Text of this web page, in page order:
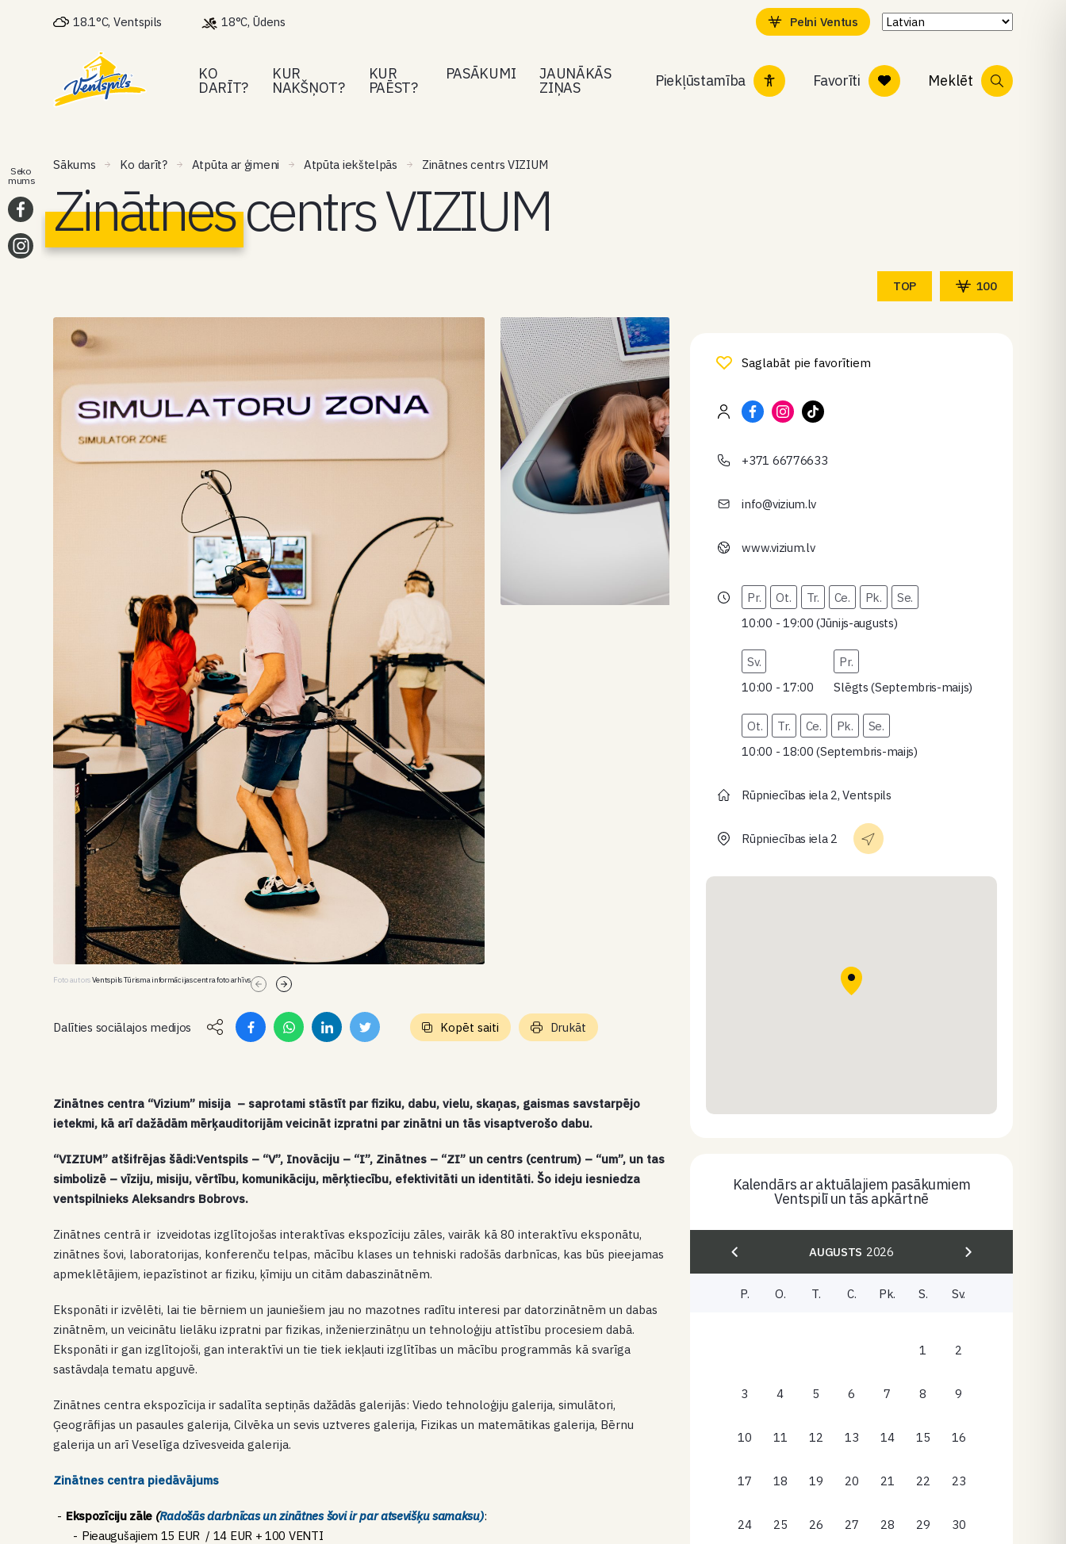
18.1°C, Ventspils 18°C, Ūdens Pelni Ventus
KO
DARĪT?
KUR
NAKŠŅOT?
KUR
PAĒST?
PASĀKUMI JAUNĀKĀS
ZIŅAS Piekļūstamība Favorīti Meklēt
Sākums Ko darīt? Atpūta ar ģimeni Atpūta iekštelpās Zinātnes centrs VIZIUM
Zinātnes centrs VIZIUM
Foto autorsVentspils Tūrisma informācijas centra foto arhīvs
Dalīties sociālajos medijos Kopēt saiti Drukāt
Zinātnes centra “Vizium” misija – saprotami stāstīt par fiziku, dabu, vielu, skaņas, gaismas savstarpējo
ietekmi, kā arī dažādām mērķauditorijām veicināt izpratni par zinātni un tās visaptverošo dabu.
“VIZIUM” atšifrējas šādi:Ventspils – “V”, Inovāciju – “I”, Zinātnes – “ZI” un centrs (centrum) – “um”, un tas
simbolizē – vīziju, misiju, vērtību, komunikāciju, mērķtiecību, efektivitāti un identitāti. Šo ideju iesniedza
ventspilnieks Aleksandrs Bobrovs.
Zinātnes centrā ir izveidotas izglītojošas interaktīvas ekspozīciju zāles, vairāk kā 80 interaktīvu eksponātu,
zinātnes šovi, laboratorijas, konferenču telpas, mācību klases un tehniski radošās darbnīcas, kas būs pieejamas
apmeklētājiem, iepazīstinot ar fiziku, ķīmiju un citām dabaszinātnēm.
Eksponāti ir izvēlēti, lai tie bērniem un jauniešiem jau no mazotnes radītu interesi par datorzinātnēm un dabas
zinātnēm, un veicinātu lielāku izpratni par fizikas, inženierzinātņu un tehnoloģiju attīstību procesiem dabā.
Eksponāti ir gan izglītojoši, gan interaktīvi un tie tiek iekļauti izglītības un mācību programmās kā svarīga
sastāvdaļa tematu apguvē.
Zinātnes centra ekspozīcija ir sadalīta septiņās dažādās galerijās: Viedo tehnoloģiju galerija, simulātori,
Ģeogrāfijas un pasaules galerija, Cilvēka un sevis uztveres galerija, Fizikas un matemātikas galerija, Bērnu
galerija un arī Veselīga dzīvesveida galerija.
Zinātnes centra piedāvājums
Ekspozīciju zāle (Radošās darbnīcas un zinātnes šovi ir par atsevišķu samaksu):
Pieaugušajiem 15 EUR / 14 EUR + 100 VENTI
TOP 100
Saglabāt pie favorītiem
+371 66776633
info@vizium.lv
www.vizium.lv
Pr. Ot. Tr. Ce. Pk.
Se.
10:00 - 19:00 (Jūnijs-augusts)
Sv.
10:00 - 17:00
Pr.
Slēgts (Septembris-maijs)
Ot. Tr. Ce. Pk.
Se.
10:00 - 18:00 (Septembris-maijs)
Rūpniecības iela 2, Ventspils
Rūpniecības iela 2
Kalendārs ar aktuālajiem pasākumiem
Ventspilī un tās apkārtnē
AUGUSTS 2026
P. O. T. C. Pk. S. Sv.
1 2
3 4 5 6 7 8 9
10 11 12 13 14 15 16
17 18 19 20 21 22 23
24 25 26 27 28 29 30
Seko
mums